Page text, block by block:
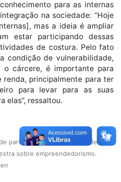
para as internas
na sociedade: “Hoje
mas a ideia é ampliar
estar participando dessas
de costura. Pelo fato
condição de vulnerabilidade,
cárcere, é importante para
principalmente para ter
para levar para as suas
elas”, ressaltou.
participam de 3º Encontro de
sobre empreendedorismo.